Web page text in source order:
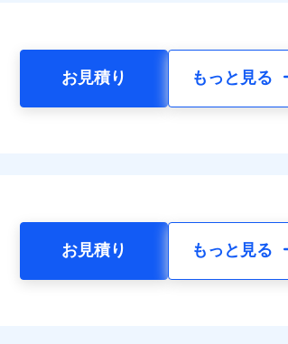
お見積り もっと見る
お見積り もっと見る